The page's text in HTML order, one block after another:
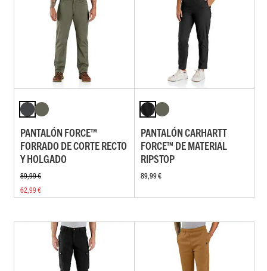
PANTALÓN FORCE™
FORRADO DE CORTE RECTO
Y HOLGADO
89,99 €
62,99 €
PANTALÓN CARHARTT
FORCE™ DE MATERIAL
RIPSTOP
89,99 €